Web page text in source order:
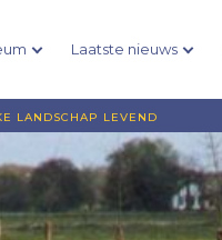
Laatste nieuws
LANDSCHAP LEVEND